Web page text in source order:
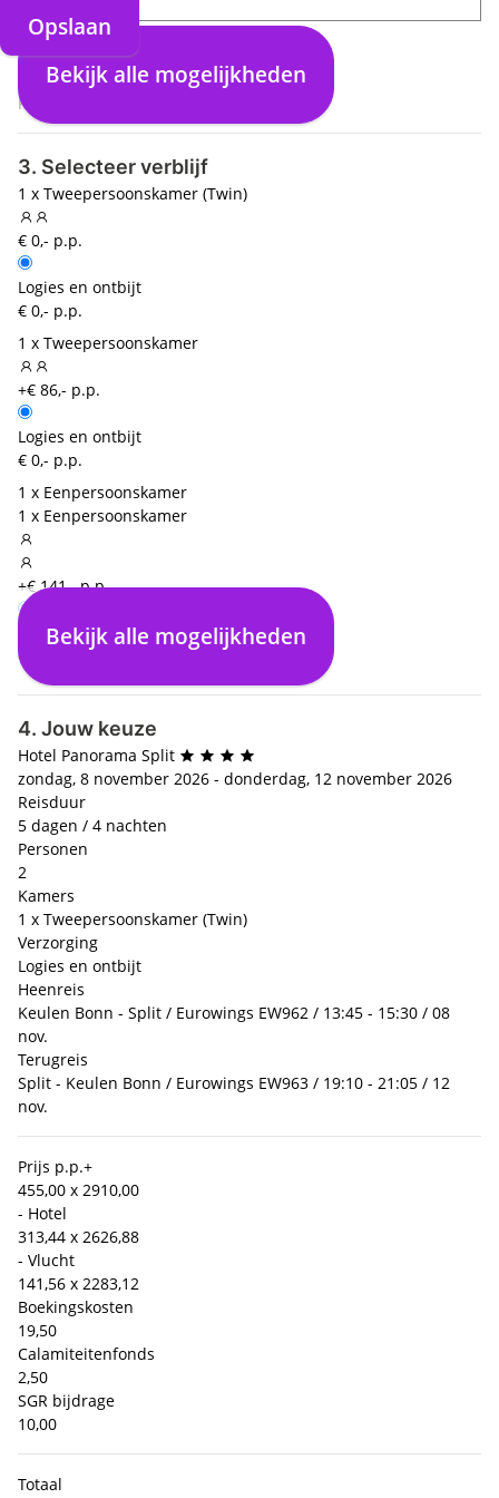
Opslaan
21:05
Split (SPU)
00:00
Keulen Bonn (CGN)
Bekijk alle mogelijkheden
3. Selecteer verblijf
1 x Tweepersoonskamer (Twin)
€ 0,- p.p.
Logies en ontbijt
€ 0,- p.p.
1 x Tweepersoonskamer
+€ 86,- p.p.
Logies en ontbijt
€ 0,- p.p.
1 x Eenpersoonskamer
1 x Eenpersoonskamer
+€ 141,- p.p.
Logies en ontbijt
€ 0,- p.p.
Bekijk alle mogelijkheden
4. Jouw keuze
Hotel Panorama Split
zondag, 8 november 2026 - donderdag, 12 november 2026
Reisduur
5 dagen / 4 nachten
Personen
2
Kamers
1 x Tweepersoonskamer (Twin)
Verzorging
Logies en ontbijt
Heenreis
Keulen Bonn - Split / Eurowings EW962 / 13:45 - 15:30 / 08
nov.
Terugreis
Split - Keulen Bonn / Eurowings EW963 / 19:10 - 21:05 / 12
nov.
Prijs p.p.+
455,00 x 2910,00
- Hotel
313,44 x 2626,88
- Vlucht
141,56 x 2283,12
Boekingskosten
19,50
Calamiteitenfonds
2,50
SGR bijdrage
10,00
Totaal